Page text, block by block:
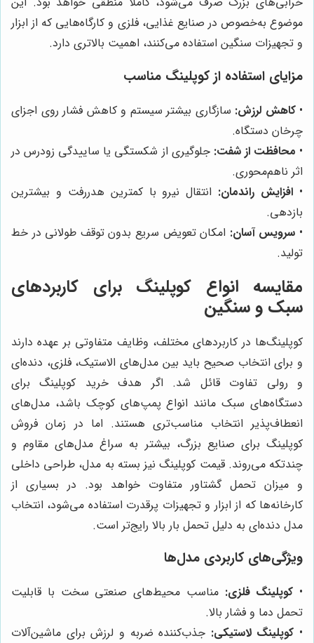
موضوع به‌خصوص در صنایع غذایی، فلزی و کارگاه‌هایی که از ابزار
و تجهیزات سنگین استفاده می‌کنند، اهمیت بالاتری دارد.
مزایای استفاده از کوپلینگ مناسب
•کاهش لرزش: سازگاری بیشتر سیستم و کاهش فشار روی اجزای
چرخان دستگاه.
• محافظت از شفت: جلوگیری از شکستگی یا ساییدگی زودرس در
اثر ناهم‌محوری.
• افزایش راندمان: انتقال نیرو با کمترین هدررفت و بیشترین
بازدهی.
• سرویس آسان: امکان تعویض سریع بدون توقف طولانی در خط
تولید.
مقایسه انواع کوپلینگ برای کاربردهای
سبک و سنگین
کوپلینگ‌ها در کاربردهای مختلف، وظایف متفاوتی بر عهده دارند
و برای انتخاب صحیح باید بین مدل‌های الاستیک، فلزی، دنده‌ای
و رولی تفاوت قائل شد. اگر هدف خرید کوپلینگ برای
دستگاه‌های سبک مانند انواع پمپ‌های کوچک باشد، مدل‌های
انعطاف‌پذیر انتخاب مناسب‌تری هستند. اما در زمان فروش
کوپلینگ برای صنایع بزرگ، بیشتر به سراغ مدل‌های مقاوم و
چندتکه می‌روند. قیمت کوپلینگ نیز بسته به مدل، طراحی داخلی
و میزان تحمل گشتاور متفاوت خواهد بود. در بسیاری از
کارخانه‌ها که از ابزار و تجهیزات پرقدرت استفاده می‌شود، انتخاب
مدل دنده‌ای به دلیل تحمل بار بالا رایج‌تر است.
ویژگی‌های کاربردی مدل‌ها
• کوپلینگ فلزی: مناسب محیط‌های صنعتی سخت با قابلیت
تحمل دما و فشار بالا.
• کوپلینگ لاستیکی: جذب‌کننده ضربه و لرزش برای ماشین‌آلات